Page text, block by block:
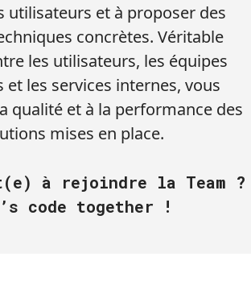
utilisateurs et à proposer des
concrètes. Véritable
les utilisateurs, les équipes
et les services internes, vous
qualité et à la performance des
mises en place.
à rejoindre la Team ?
code together !